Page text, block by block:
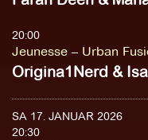
20:00
Jeunesse – Urban
Origina1Nerd &
SA 17. JANUAR 2026
20:30